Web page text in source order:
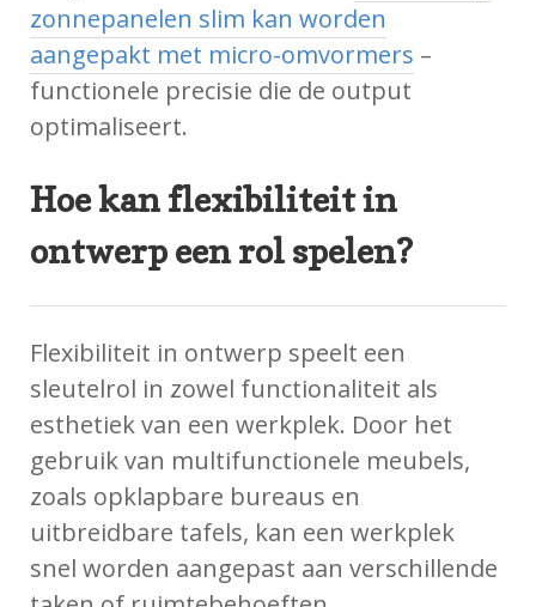
zonnepanelen slim kan worden
aangepakt met micro-omvormers –
functionele precisie die de output
optimaliseert.
Hoe kan flexibiliteit in
ontwerp een rol spelen?
Flexibiliteit in ontwerp speelt een
sleutelrol in zowel functionaliteit als
esthetiek van een werkplek. Door het
gebruik van multifunctionele meubels,
zoals opklapbare bureaus en
uitbreidbare tafels, kan een werkplek
snel worden aangepast aan verschillende